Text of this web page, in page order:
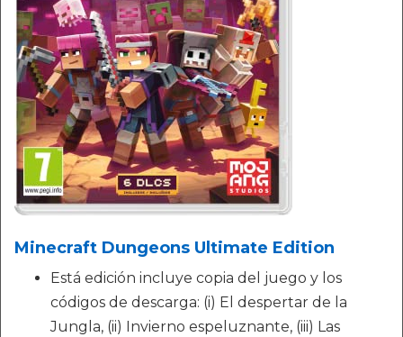
Minecraft Dungeons Ultimate Edition
Está edición incluye copia del juego y los
códigos de descarga: (i) El despertar de la
Jungla, (ii) Invierno espeluznante, (iii) Las